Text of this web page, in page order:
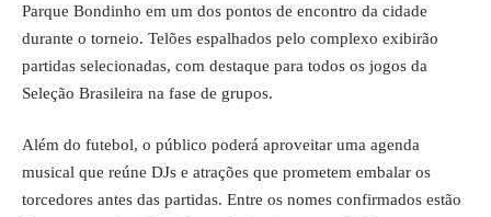
Parque Bondinho em um dos pontos de encontro da cidade
durante o torneio. Telões espalhados pelo complexo exibirão
partidas selecionadas, com destaque para todos os jogos da
Seleção Brasileira na fase de grupos.
Além do futebol, o público poderá aproveitar uma agenda
musical que reúne DJs e atrações que prometem embalar os
torcedores antes das partidas. Entre os nomes confirmados estão